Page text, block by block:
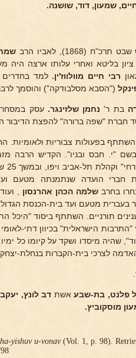
שמעון, דוד, שושנה.
(1868), לאביו הרב
ציון בליטא ואחרי עלותו ארצה היה
רבי חיים מוולווז'ין. למד בחדרים
("הסבא מסלבודקה") והוסמך
בת ר' נחמן שלזינגר. עסק במסחר
חברת "שפה ברורה" להפצת הדיבור
בפעולות צבוריות
"י. חבס ובניו". הקדיש הרבה
הועדה שנתמנתה מטעם
בחרב שלמה הכהן אהרנסון ,
בעברית מטעם ועד בית-הכנסת
תורניים. השתתף ביסוד "היכל
הישראלית" בכיוון דתי-
שהיה מיסדו ושקד על קיומו כל
לצרכי בית-הקברות בנחלת-
פלנט, בת-שבעאשת דב לונץ, יעקב
מוסקוביץ.
yishuv u-vonav(Vol. 1, p. 98).